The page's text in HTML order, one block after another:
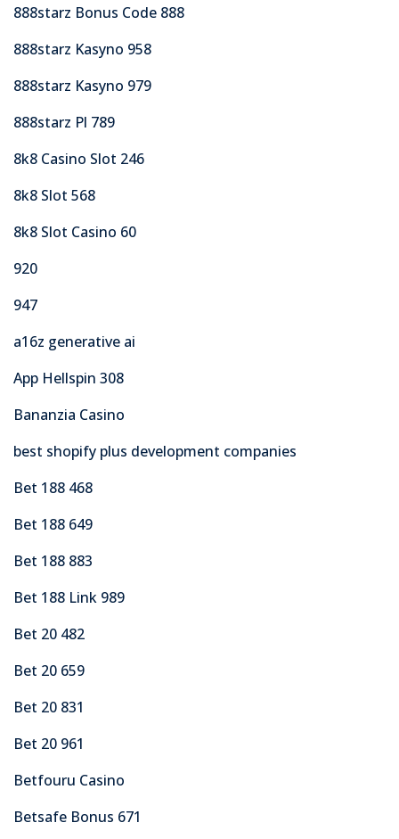
888starz Bonus Code 888
888starz Kasyno 958
888starz Kasyno 979
888starz Pl 789
8k8 Casino Slot 246
8k8 Slot 568
8k8 Slot Casino 60
920
947
a16z generative ai
App Hellspin 308
Bananzia Casino
best shopify plus development companies
Bet 188 468
Bet 188 649
Bet 188 883
Bet 188 Link 989
Bet 20 482
Bet 20 659
Bet 20 831
Bet 20 961
Betfouru Casino
Betsafe Bonus 671